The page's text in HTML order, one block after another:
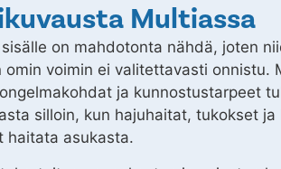
Multiassa
on mahdotonta nähdä, joten
omin voimin ei valitettavasti onnistu.
ja kunnostustarpeet
silloin, kun hajuhaitat, tukokset ja
haitata asukasta.